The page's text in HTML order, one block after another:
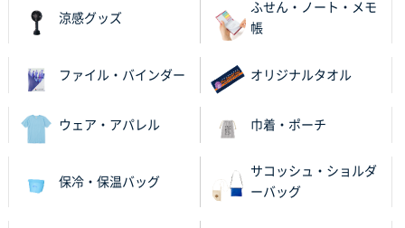
のし文言が変更できたのと価格。
千葉県M社様
2025年11月06日 14:57
営業ご担当者さまより、ご丁寧なサポートをいただ
き、他のネット印刷サービスよりも安心して購入まで
進められました。
涼感グッズ
ふせん・ノート・メモ
帳
ファイル・バインダー オリジナルタオル
ウェア・アパレル 巾着・ポーチ
保冷・保温バッグ
サコッシュ・ショルダ
ーバッグ